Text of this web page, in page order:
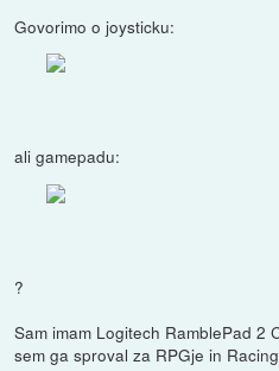
Govorimo o joysticku:
ali gamepadu:
?
Sam imam Logitech RamblePad 2
sem ga sproval za RPGje in